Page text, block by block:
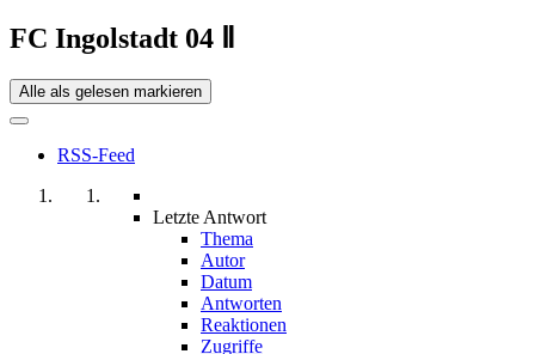
FC Ingolstadt 04 Ⅱ
Alle als gelesen markieren
RSS-Feed
Letzte Antwort
Thema
Autor
Datum
Antworten
Reaktionen
Zugriffe